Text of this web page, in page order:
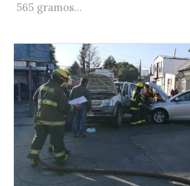
565 gramos...